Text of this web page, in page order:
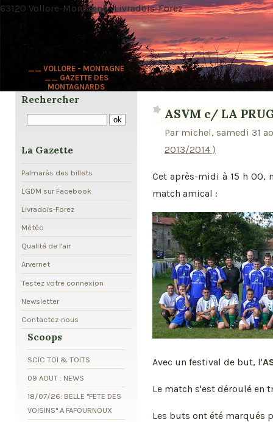
__ VOLLORE - MONTAGNE
__ GAZETTE DES
MONTAGNARDS
63120 Vollore-Montagne · Livradois-Forez
ASVM c/ LA
Par michel, samedi 31
2013/2014 )
Cet après-midi à 15 h 00,
match amical :
Avec un festival de but, l'
Le match s'est déroulé en
Les buts ont été marqués
Rechercher
La Gazette
Palmarès des billets
LGDM sur Facebook
Livradois-Forez
Météo
Qualité de l'air
Arvernet
Testez votre connexion
Newsletter
Contactez-nous
Scoops
SCIC TOI & TOITS
09 AOUT : NEWS
18/07/26: BELLE "FETE DES
VOISINS" A FAFOURNOUX